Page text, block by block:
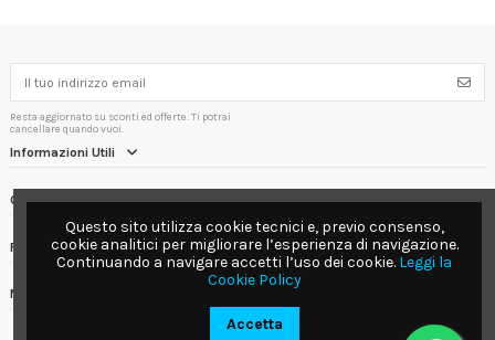
Resta aggiornato su sconti ed offerte. Ti potrai
cancellare quando vuoi.
Informazioni Utili
Contact us
Follow us
Newsletter
Questo sito utilizza cookie tecnici e, previo consenso,
cookie analitici per migliorare l’esperienza di navigazione.
Continuando a navigare accetti l’uso dei cookie. Leggi la
Cookie Policy
Accetta